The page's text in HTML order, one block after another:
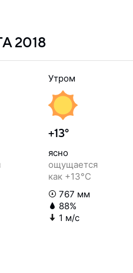
2018
Утром
+13°
ясно
ощущается
как +13°C
767 мм
88%
1 м/с